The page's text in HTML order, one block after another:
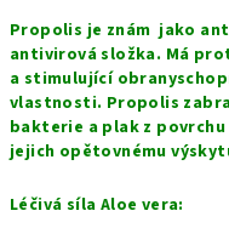
Propolis je znám jako
antivirová složka. Má
a stimulující
vlastnosti. Propolis
bakterie a plak z
jejich opětovnému
Léčivá síla Aloe vera: